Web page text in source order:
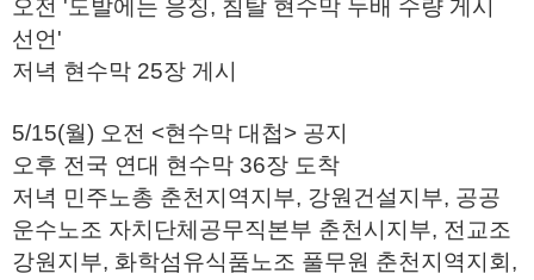
오전 '도발에는 응징, 침탈 현수막 두배 수량 게시
선언'
저녁 현수막 25장 게시
5/15(월) 오전 <현수막 대첩> 공지
오후 전국 연대 현수막 36장 도착
저녁 민주노총 춘천지역지부, 강원건설지부, 공공
운수노조 자치단체공무직본부 춘천시지부, 전교조
강원지부, 화학섬유식품노조 풀무원 춘천지역지회,